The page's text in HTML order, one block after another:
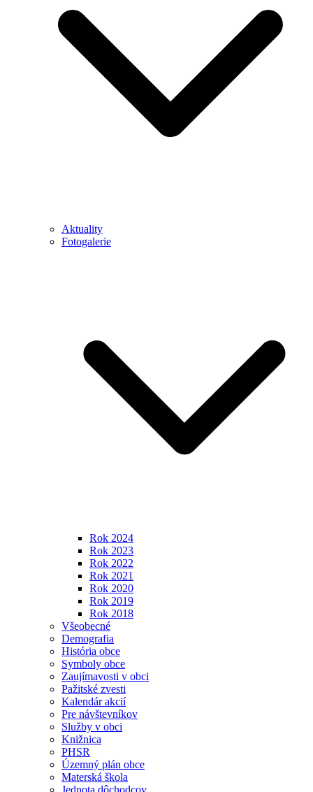
Aktuality
Fotogalerie
Rok 2024
Rok 2023
Rok 2022
Rok 2021
Rok 2020
Rok 2019
Rok 2018
Všeobecné
Demografia
História obce
Symboly obce
Zaujímavosti v obci
Pažitské zvesti
Kalendár akcií
Pre návštevníkov
Služby v obci
Knižnica
PHSR
Územný plán obce
Materská škola